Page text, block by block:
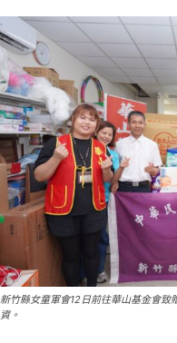
新竹縣女童軍會12日前往華山基金會致
資。